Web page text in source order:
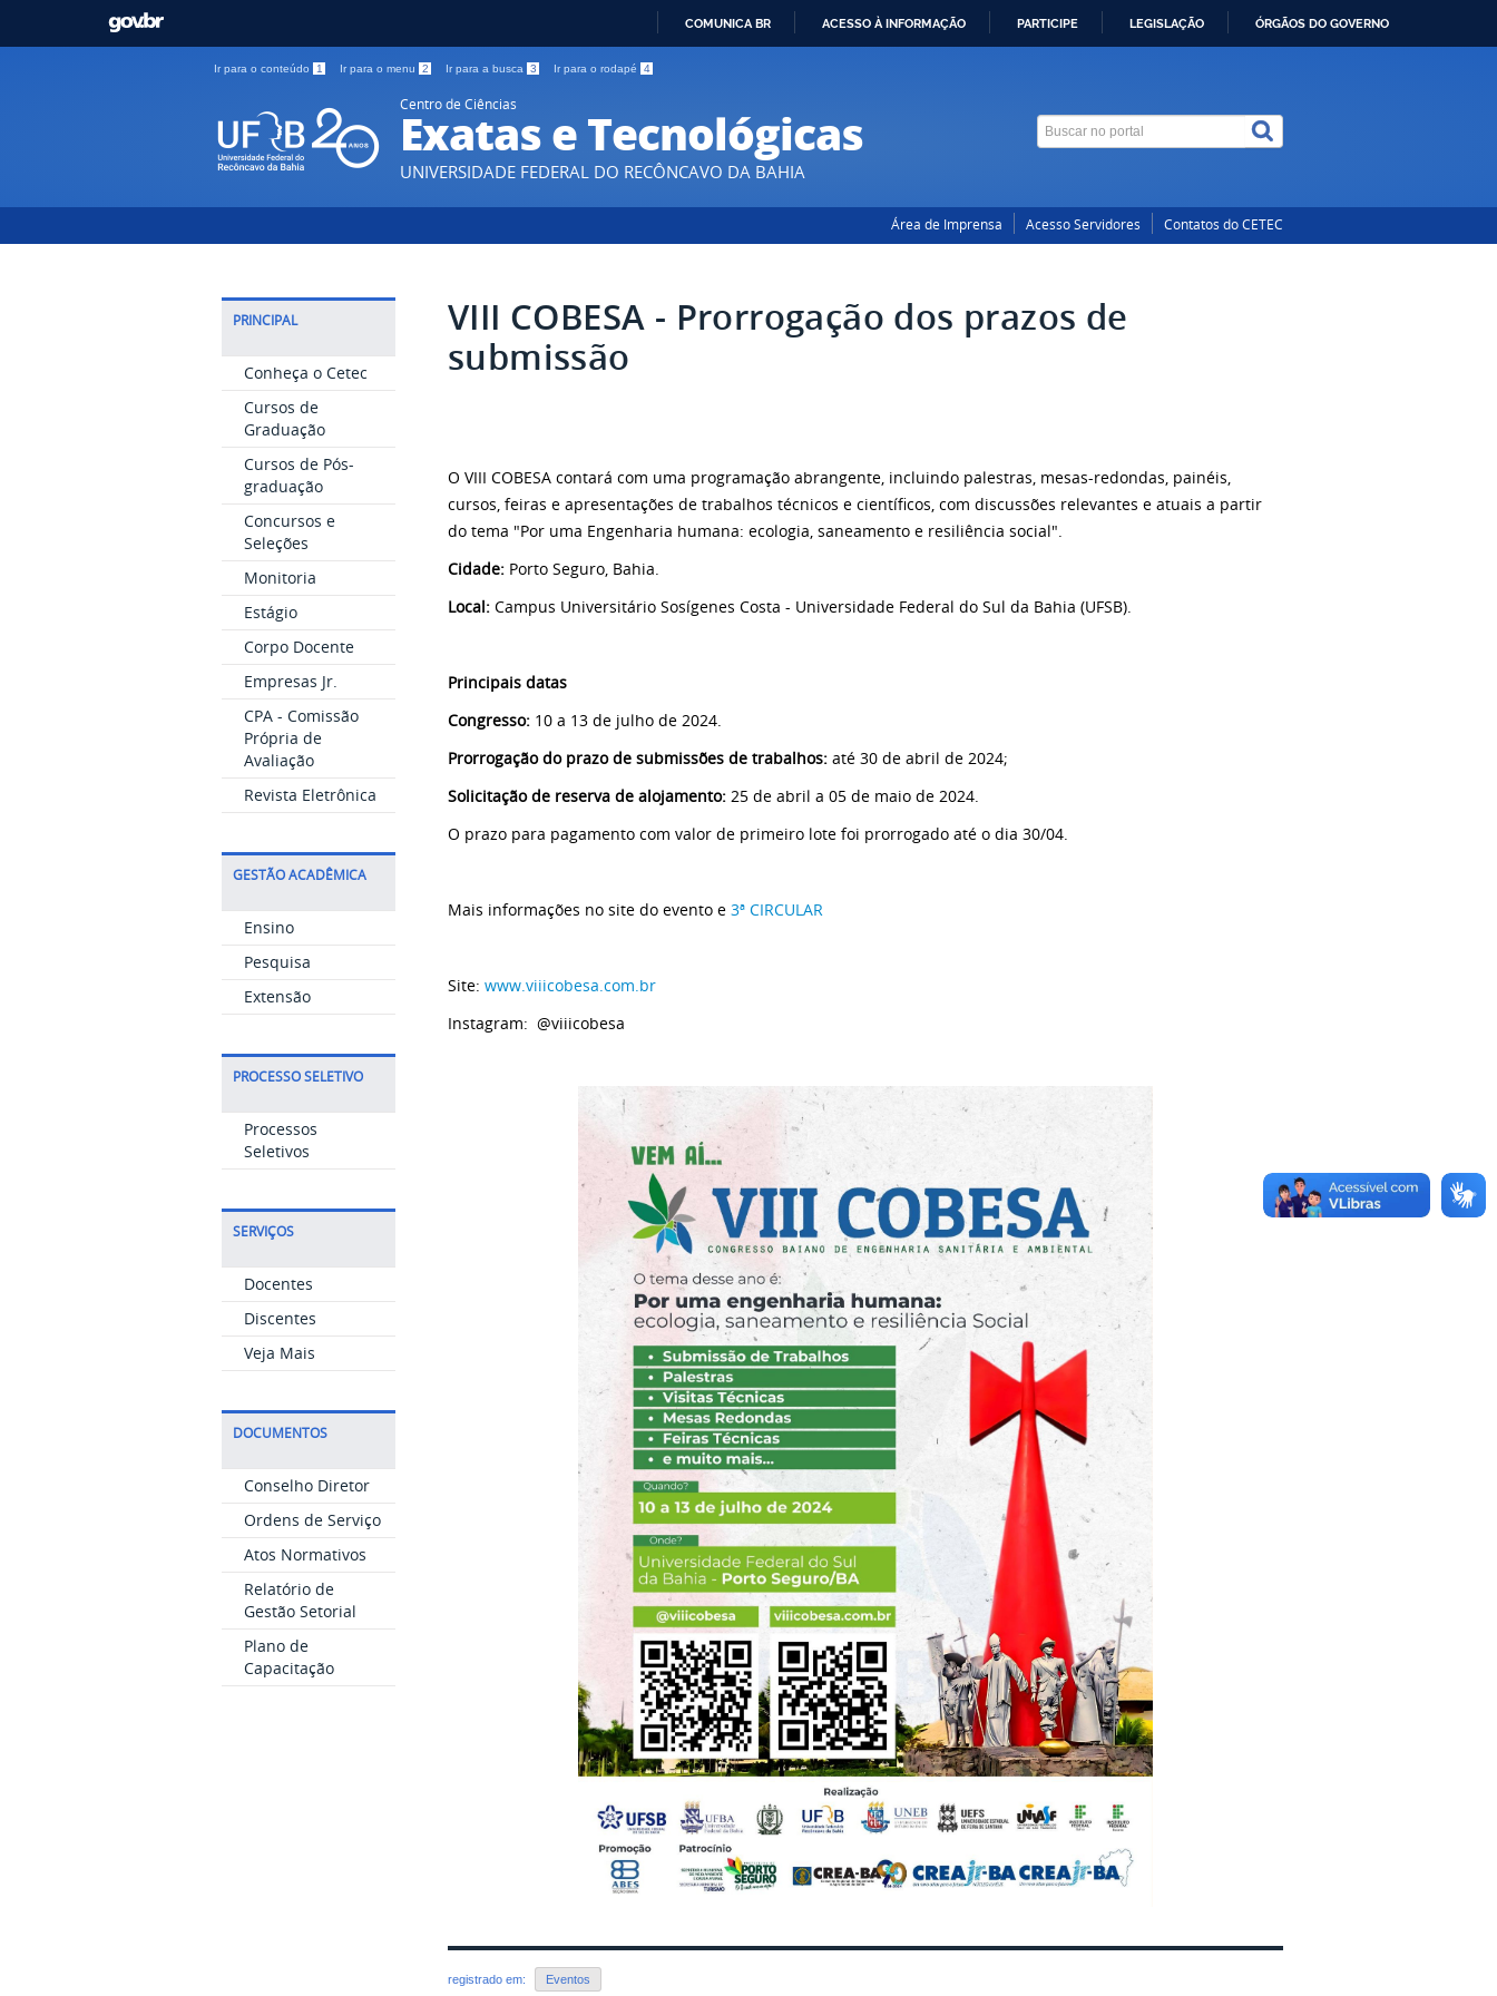
CONTEÚDO
COMUNICA BR ACESSO À INFORMAÇÃO PARTICIPE LEGISLAÇÃO ÓRGÃOS DO GOVERNO
Ir para o conteúdo 1 Ir para o menu 2 Ir para a busca 3 Ir para o rodapé 4
Centro de Ciências
Exatas e Tecnológicas
UNIVERSIDADE FEDERAL DO RECÔNCAVO DA BAHIA
Área de Imprensa Acesso Servidores Contatos do CETEC
PRINCIPAL
Conheça o Cetec
Cursos de
Graduação
Cursos de Pós-
graduação
Concursos e
Seleções
Monitoria
Estágio
Corpo Docente
Empresas Jr.
CPA - Comissão
Própria de
Avaliação
Revista Eletrônica
GESTÃO ACADÊMICA
Ensino
Pesquisa
Extensão
PROCESSO SELETIVO
Processos
Seletivos
SERVIÇOS
Docentes
Discentes
Veja Mais
DOCUMENTOS
Conselho Diretor
Ordens de Serviço
Atos Normativos
Relatório de
Gestão Setorial
Plano de
Capacitação
VIII COBESA - Prorrogação dos prazos de
submissão
O VIII COBESA contará com uma programação abrangente, incluindo palestras, mesas-redondas, painéis,
cursos, feiras e apresentações de trabalhos técnicos e científicos, com discussões relevantes e atuais a partir
do tema "Por uma Engenharia humana: ecologia, saneamento e resiliência social".
Cidade: Porto Seguro, Bahia.
Local: Campus Universitário Sosígenes Costa - Universidade Federal do Sul da Bahia (UFSB).
Principais datas
Congresso: 10 a 13 de julho de 2024.
Prorrogação do prazo de submissões de trabalhos: até 30 de abril de 2024;
Solicitação de reserva de alojamento: 25 de abril a 05 de maio de 2024.
O prazo para pagamento com valor de primeiro lote foi prorrogado até o dia 30/04.
Mais informações no site do evento e 3ª CIRCULAR
Site: www.viiicobesa.com.br
Instagram: @viiicobesa
registrado em: Eventos